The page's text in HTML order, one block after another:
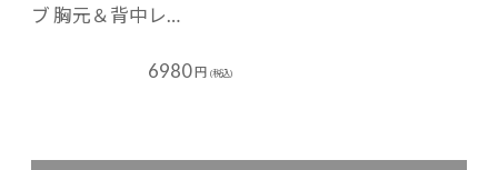
ブ 胸元＆背中レ…
6980 円 (税込)